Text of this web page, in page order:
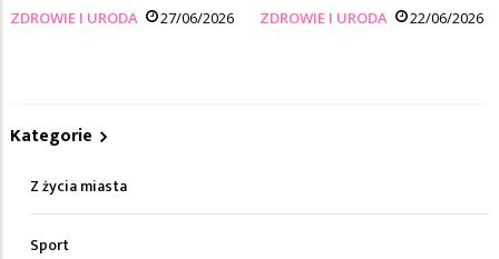
ZDROWIE I URODA 27/06/2026 ZDROWIE I URODA 22/06/2026
Kategorie
Z życia miasta
Sport